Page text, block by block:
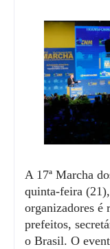
A 17ª Marcha
quinta-feira
organizadores é
prefeitos,
o Brasil. O